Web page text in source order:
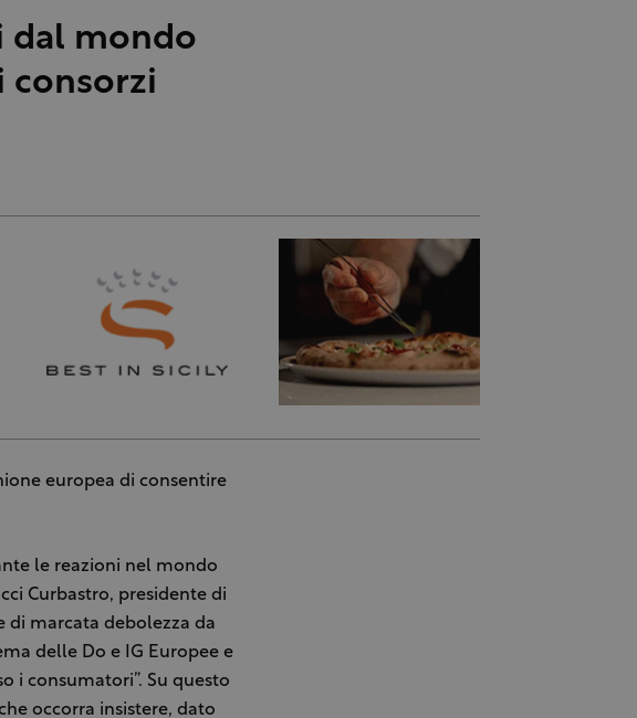
dal mondo
consorzi
europea di consentire
le reazioni nel mondo
Curbastro, presidente di
di marcata debolezza da
delle Do e IG Europee e
i consumatori”. Su questo
occorra insistere, dato